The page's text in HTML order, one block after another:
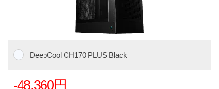
DeepCool CH170 PLUS Black
-48,360円